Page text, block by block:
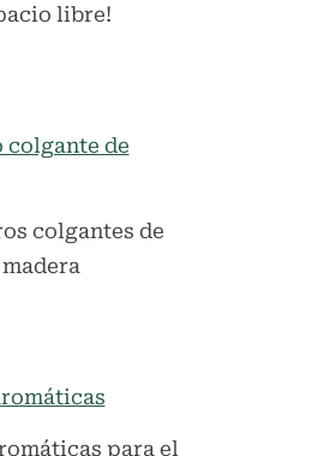
libre!
colgantes de
madera
para el